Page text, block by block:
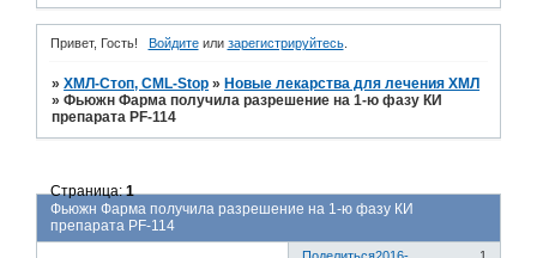
Привет, Гость! Войдитеили зарегистрируйтесь.
»ХМЛ-Стоп, CML-Stop » Новые лекарства для лечения ХМЛ
»Фьюжн Фарма получила разрешение на 1-ю фазу КИ
препарата PF-114
Фьюжн Фарма получила разрешение на 1-ю фазу КИ
препарата PF-114
Страница:1